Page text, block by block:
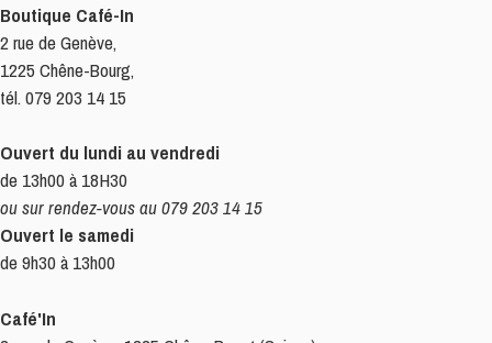
Boutique Café-In
2 rue de Genève,
1225 Chêne-Bourg,
tél. 079 203 14 15
Ouvert du lundi au vendredi
de 13h00 à 18H30
ou sur rendez-vous au 079 203 14 15
Ouvert le samedi
de 9h30 à 13h00
Café'In